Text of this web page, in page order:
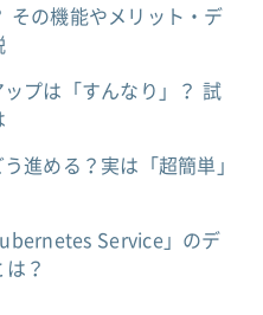
その機能やメリット・デ
プは「すんなり」？ 試
進める？実は「超簡単」
Service」のデ
？